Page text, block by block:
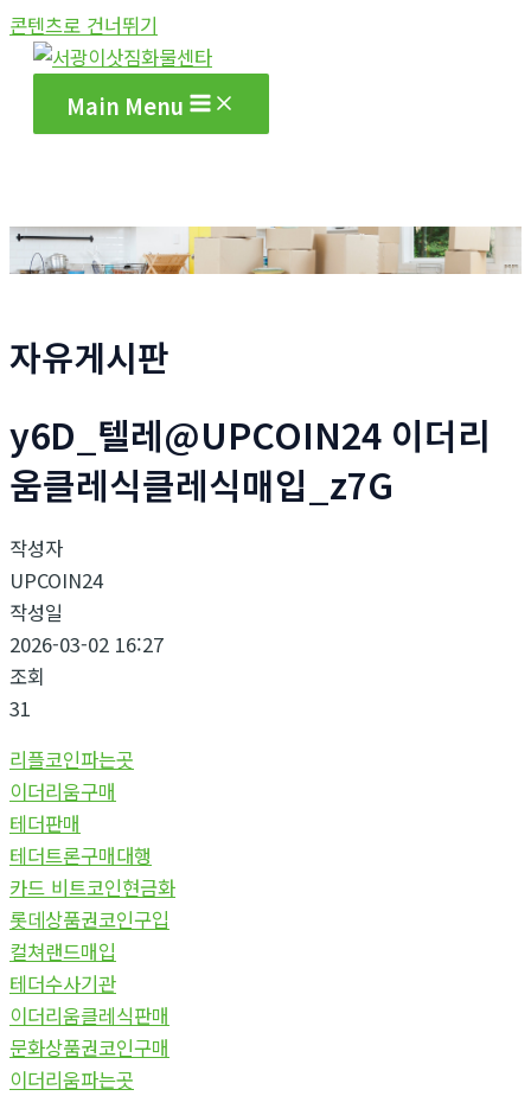
콘텐츠로 건너뛰기
Main Menu
자유게시판
y6D_텔레@UPCOIN24 이더리
움클레식클레식매입_z7G
작성자
UPCOIN24
작성일
2026-03-02 16:27
조회
31
리플코인파는곳
이더리움구매
테더판매
테더트론구매대행
카드 비트코인현금화
롯데상품권코인구입
컬쳐랜드매입
테더수사기관
이더리움클레식판매
문화상품권코인구매
이더리움파는곳